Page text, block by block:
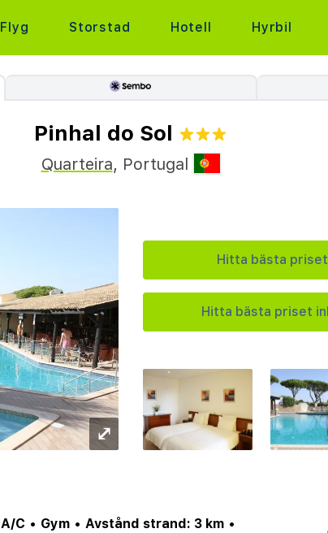
Flyg Storstad Hotell Hyrbil
Pinhal do Sol
Quarteira, Portugal
⤢
Hitta bästa
Hitta bästa priset
A/C • Gym • Avstånd strand: 3 km •